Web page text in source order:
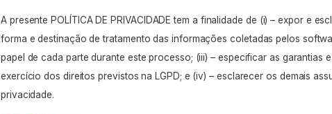
A presente POLÍTICA DE PRIVACIDADE tem a finalidade de (i) –expor e
forma e destinação de tratamento das informações coletadas pelos
papel de cada parte durante este processo; (iii) – especificar as garantias
exercício dos direitos previstos na LGPD; e (iv) – esclarecer os demais
privacidade.